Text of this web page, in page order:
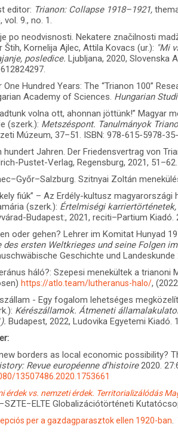
editor: Trianon: Collapse 1918–1921,
vol. 9., no. 1.
po neodvisnosti. Nekatere značilnosti
Štih, Kornelija Ajlec, Attila Kovacs (ur.): "Mi
posledice.Ljubljana, 2020, Slovenska
One Hundred Years: The “Trianon 100”
Academy of Sciences. Hungarian
volna ott, ahonnan jöttünk!” Magyar
(szerk.): Metszéspont. Tanulmányok
Múzeum, 37–51. ISBN: 978-615-5978-
hundert Jahren. Der Friedensvertrag von
Pustet-Verlag, Regensburg, 2021, 51–62.
Szitnyai Zoltán
fiúk” – Az Erdély-kultusz magyarországi
(szerk.): Értelmiségi
Budapest:, 2021, reciti–Partium Kiadó.
oder gehen? Lehrer im Komitat Hunyad
des ersten Weltkrieges und seine Folgen
Geschichte und Landeskunde
háló?: Szepesi menekültek a trianoni
https://atlo.team/lutheranus-halo/,
- Egy fogalom lehetséges
Kérészállamok. Átmeneti
Budapest, 2022, Ludovika Egyetemi Kiadó.
borders as local economic possibility?
Revue européenne d'histoire2020.
13507486.2020.1753661
érdek vs. nemzeti érdek. Territorializálódás
Globalizációtörténeti
per a gazdagparasztok ellen 1920-ban.